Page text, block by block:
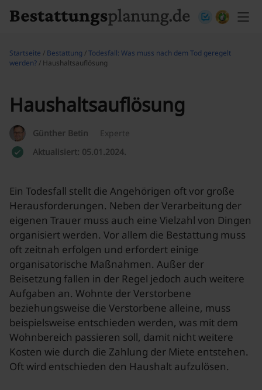
Startseite / Bestattung /Todesfall: Was muss nach dem Tod geregelt
werden?/ Haushaltsauflösung
Haushaltsauflösung
Günther Betin
Experte
Aktualisiert: 05.01.2024.
Ein Todesfall stellt die Angehörigen oft vor große
Herausforderungen. Neben der Verarbeitung der
eigenen Trauer muss auch eine Vielzahl von Dingen
organisiert werden. Vor allem die Bestattung muss
oft zeitnah erfolgen und erfordert einige
organisatorische Maßnahmen. Außer der
Beisetzung fallen in der Regel jedoch auch weitere
Aufgaben an. Wohnte der Verstorbene
beziehungsweise die Verstorbene alleine, muss
beispielsweise entschieden werden, was mit dem
Wohnbereich passieren soll, damit nicht weitere
Kosten wie durch die Zahlung der Miete entstehen.
Oft wird entschieden den Haushalt aufzulösen.